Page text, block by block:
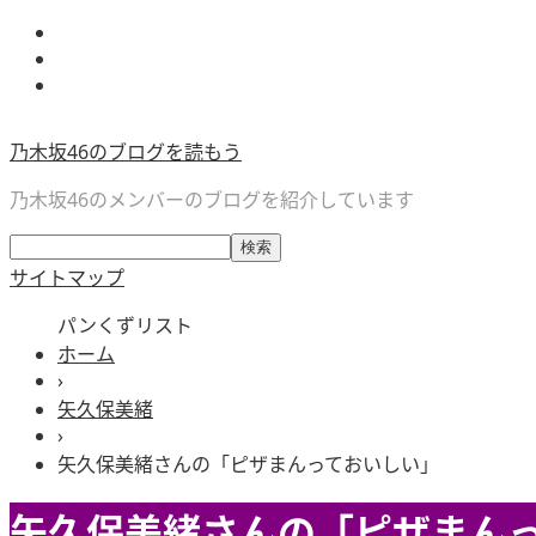
乃木坂46のブログを読もう
乃木坂46のメンバーのブログを紹介しています
サイトマップ
パンくずリスト
ホーム
›
矢久保美緒
›
矢久保美緒さんの「ピザまんっておいしい」